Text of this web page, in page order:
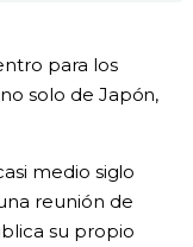
para los
solo de Japón,
medio siglo
reunión de
su propio